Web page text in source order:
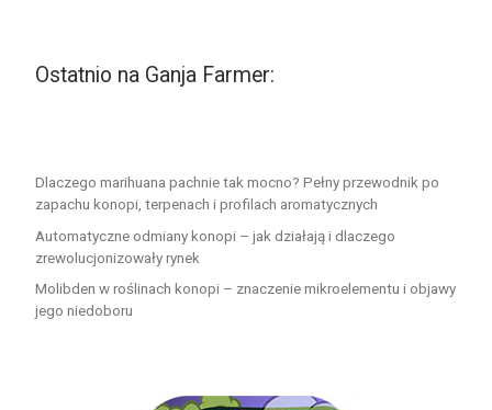
Ostatnio na Ganja Farmer:
Dlaczego marihuana pachnie tak mocno? Pełny przewodnik po
zapachu konopi, terpenach i profilach aromatycznych
Automatyczne odmiany konopi – jak działają i dlaczego
zrewolucjonizowały rynek
Molibden w roślinach konopi – znaczenie mikroelementu i objawy
jego niedoboru